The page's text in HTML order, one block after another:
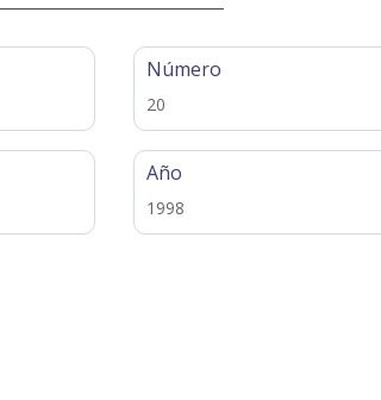
Número
20
Año
1998